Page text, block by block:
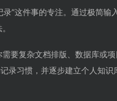
”这件事的专注。通过极简输
要复杂文档排版、数据库或
录习惯，并逐步建立个人知识